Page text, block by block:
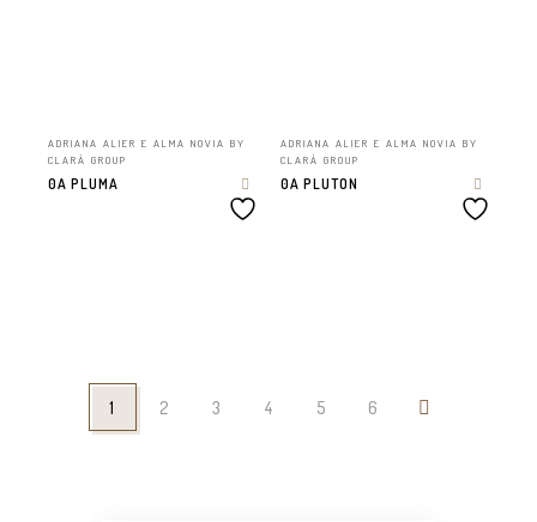
ADRIANA ALIER E ALMA NOVIA BY
CLARÁ GROUP
0A PLUMA
ADRIANA ALIER E ALMA NOVIA BY
CLARÁ GROUP
0A PLUTON
1 2 3 4 5 6